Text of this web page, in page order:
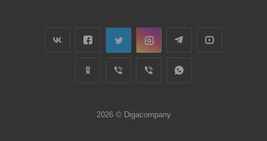
2026 © Digacompany